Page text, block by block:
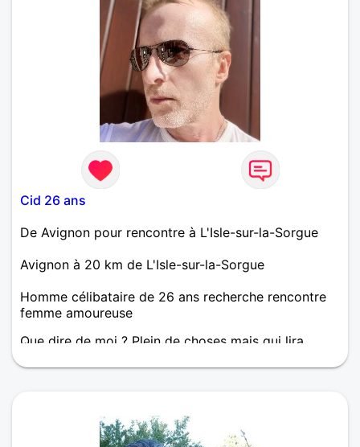
Cid 26 ans
De Avignon pour rencontre à L'Isle-sur-la-Sorgue
Avignon à 20 km de L'Isle-sur-la-Sorgue
Homme célibataire de 26 ans recherche rencontre
femme amoureuse
Que dire de moi ? Plein de choses mais qui lira.